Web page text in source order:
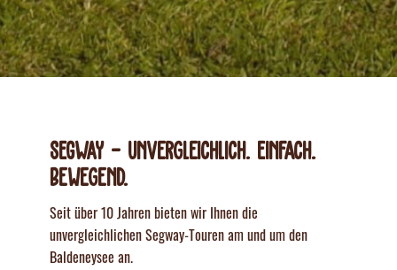
SEGWAY – Unvergleichlich. Einfach.
Bewegend.
Seit über 10 Jahren bieten wir Ihnen die
unvergleichlichen Segway-Touren am und um den
Baldeneysee an.